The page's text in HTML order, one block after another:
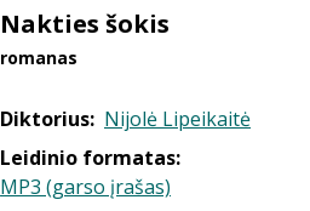
Nakties šokis
romanas
Diktorius: Nijolė Lipeikaitė
Leidinio formatas:
MP3 (garso įrašas)